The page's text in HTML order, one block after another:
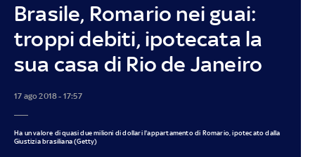
Brasile, Romario nei guai:
troppi debiti, ipotecata la
sua casa di Rio de Janeiro
17 ago 2018 - 17:57
Ha un valore di quasi due milioni di dollari l'appartamento di Romario, ipotecato dalla
Giustizia brasiliana (Getty)